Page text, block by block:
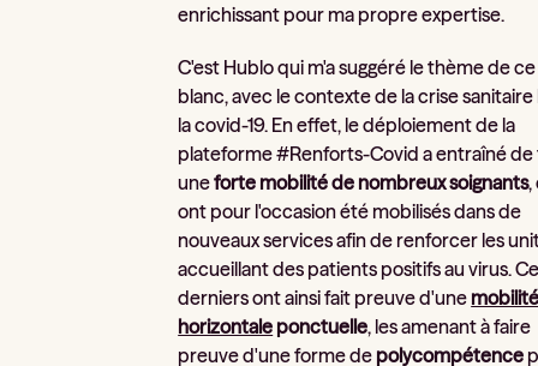
enrichissant pour ma propre expertise.
C'est Hublo qui m'a suggéré le thème de
blanc, avec le contexte de la crise sanitaire
la covid-19. En effet, le déploiement de la
plateforme #Renforts-Covid a entraîné
uneforte mobilité de nombreux soignants,
ont pour l'occasion été mobilisés dans de
nouveaux services afin de renforcer les
accueillant des patients positifs au virus.
derniers ont ainsi fait preuve d'une
horizontale ponctuelle, les amenant à faire
preuve d'une forme de polycompétence